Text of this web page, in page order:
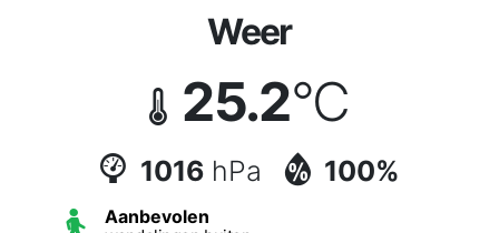
Weer
25.2°C
1016 hPa 100%
Aanbevolen